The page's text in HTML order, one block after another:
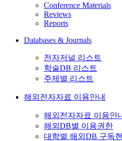
Conference Materials
Reviews
Reports
Databases & Journals
전자저널 리스트
학술DB 리스트
주제별 리스트
해외전자자료 이용안내
해외전자자료 이용안
해외DB별 이용권한
대학별 해외DB 구독